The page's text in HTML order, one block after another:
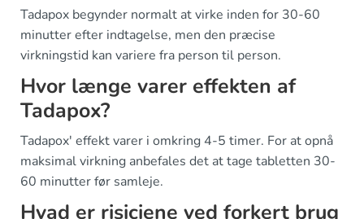
Tadapox begynder normalt at virke inden for 30-60
minutter efter indtagelse, men den præcise
virkningstid kan variere fra person til person.
Hvor længe varer effekten af
Tadapox?
Tadapox' effekt varer i omkring 4-5 timer. For at opnå
maksimal virkning anbefales det at tage tabletten 30-
60 minutter før samleje.
Hvad er risiciene ved forkert brug